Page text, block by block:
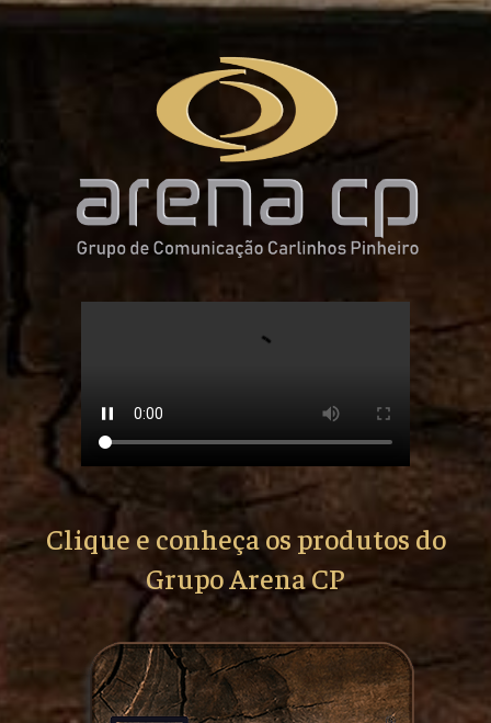
Clique e conheça os produtos do
Grupo Arena CP